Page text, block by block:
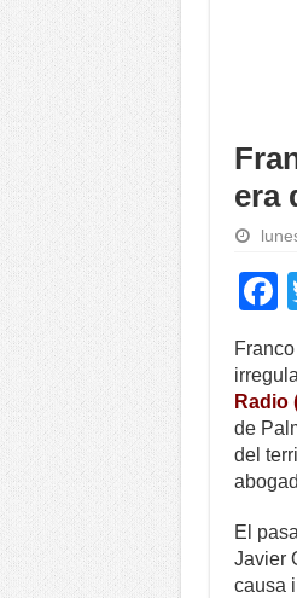
era
c
o
o
k
Radio
de
del
El
Javier
causa